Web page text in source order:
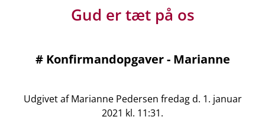
Gud er tæt på os
# Konfirmandopgaver - Marianne
Udgivet af Marianne Pedersen fredag d. 1. januar
2021 kl. 11:31.